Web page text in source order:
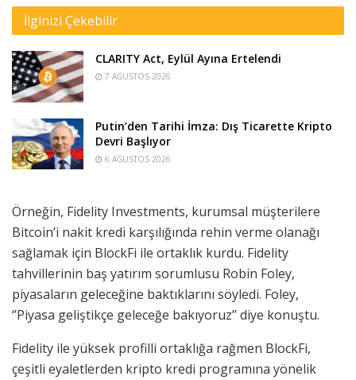
İlginizi Çekebilir
CLARITY Act, Eylül Ayına Ertelendi
7 AĞUSTOS 2026
Putin’den Tarihi İmza: Dış Ticarette Kripto
Devri Başlıyor
6 AĞUSTOS 2026
Örneğin, Fidelity Investments, kurumsal müşterilere
Bitcoin’i nakit kredi karşılığında rehin verme olanağı
sağlamak için BlockFi ile ortaklık kurdu. Fidelity
tahvillerinin baş yatırım sorumlusu Robin Foley,
piyasaların geleceğine baktıklarını söyledi. Foley,
‘’Piyasa geliştikçe geleceğe bakıyoruz’’ diye konuştu.
Fidelity ile yüksek profilli ortaklığa rağmen BlockFi,
çeşitli eyaletlerden kripto kredi programına yönelik